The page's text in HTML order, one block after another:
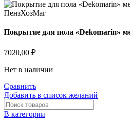
Покрытие для пола «Dekomarin»
7020,00 ₽
Нет в наличии
Сравнить
Добавить в список желаний
В категории